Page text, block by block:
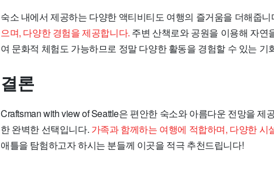
숙소 내에서 제공하는 다양한 액티비티도 여행의 즐거움을 더해줍니
으며, 다양한 경험을 제공합니다. 주변 산책로와 공원을 이용해 자연
여 문화적 체험도 가능하므로 정말 다양한 활동을 경험할 수 있는 기
결론
Craftsman with view of Seattle은 편안한 숙소와 아름다운 전망을 제
한 완벽한 선택입니다. 가족과 함께하는 여행에 적합하며, 다양한 시
애틀을 탐험하고자 하시는 분들께 이곳을 적극 추천드립니다!